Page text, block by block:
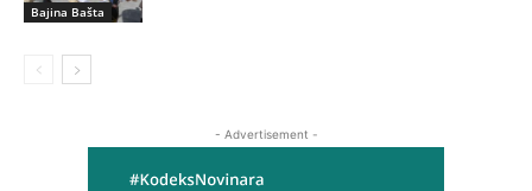
Bajina Bašta
- Advertisement -